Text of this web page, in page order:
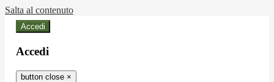
Salta al contenuto
Accedi
Accedi
button close ×